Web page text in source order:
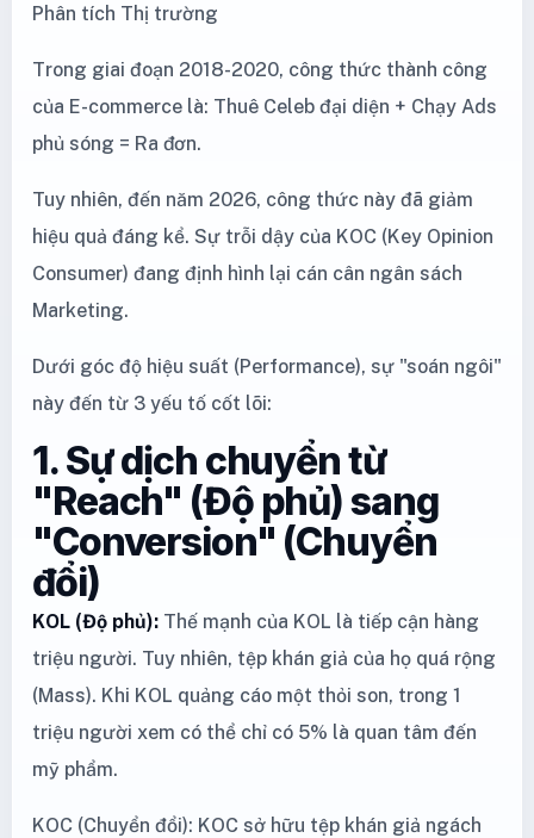
Phân tích Thị trường
Trong giai đoạn 2018-2020, công thức thành công
của E-commerce là: Thuê Celeb đại diện + Chạy Ads
phủ sóng = Ra đơn.
Tuy nhiên, đến năm 2026, công thức này đã giảm
hiệu quả đáng kể. Sự trỗi dậy của KOC (Key Opinion
Consumer) đang định hình lại cán cân ngân sách
Marketing.
Dưới góc độ hiệu suất (Performance), sự "soán ngôi"
này đến từ 3 yếu tố cốt lõi:
1. Sự dịch chuyển từ
"Reach" (Độ phủ) sang
"Conversion" (Chuyển
đổi)
KOL (Độ phủ): Thế mạnh của KOL là tiếp cận hàng
triệu người. Tuy nhiên, tệp khán giả của họ quá rộng
(Mass). Khi KOL quảng cáo một thỏi son, trong 1
triệu người xem có thể chỉ có 5% là quan tâm đến
mỹ phẩm.
KOC (Chuyển đổi): KOC sở hữu tệp khán giả ngách